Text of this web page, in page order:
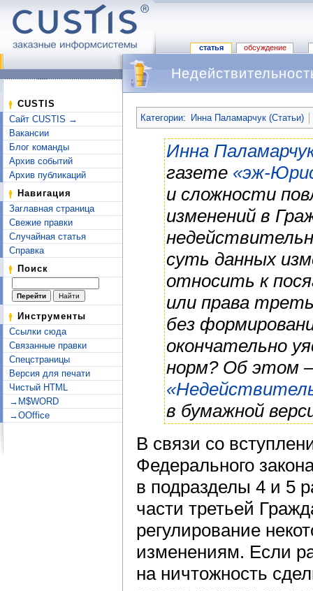
статья обсуждение
CUSTIS
Сайт CUSTIS →
Вакансии
Блог команды
Архив событий
Архив публикаций
Навигация
Заглавная страница
Свежие правки
Случайная статья
Справка
Поиск
Инструменты
Ссылки сюда
Связанные правки
Спецстраницы
Версия для печати
Чистый HTML
→M$WORD
→OOffice
Категории: Инна Паламарчук (Статьи)
Инна
газете «эж-
и сложности
изменений в
суть данных
относить к
или права
без
окончательно
норм? Об этом
в бумажной
В связи со
Федерального
в подразделы 4 и 5
части третьей
регулирование
изменениям. Если
на ничтожность